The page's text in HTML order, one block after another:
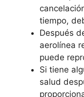
tiempo,
Después
aerolínea
puede
Si tiene
salud